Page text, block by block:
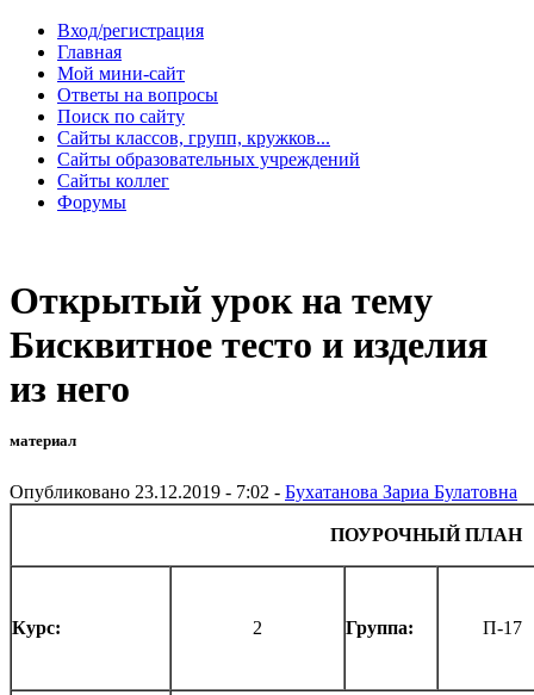
Вход/регистрация
Главная
Мой мини-сайт
Ответы на вопросы
Поиск по сайту
Сайты классов, групп, кружков...
Сайты образовательных учреждений
Сайты коллег
Форумы
Открытый урок на тему
Бисквитное тесто и изделия
из него
материал
Опубликовано 23.12.2019 - 7:02 - Бухатанова Зариа Булатовна
ПОУРОЧНЫЙ ПЛАН
Курс: 2 Группа: П-17